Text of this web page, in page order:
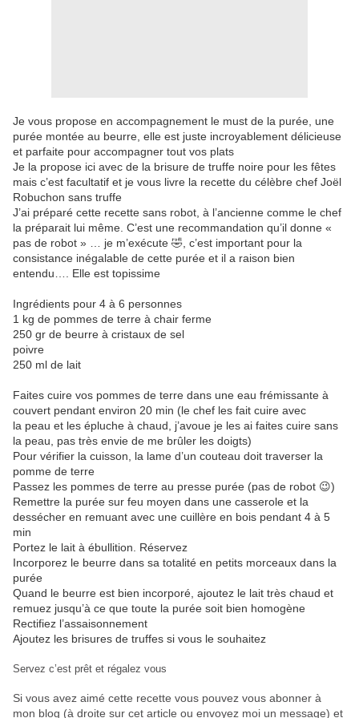
Je vous propose en accompagnement le must de la purée, une
purée montée au beurre, elle est juste incroyablement délicieuse
et parfaite pour accompagner tout vos plats
Je la propose ici avec de la brisure de truffe noire pour les fêtes
mais c’est facultatif et je vous livre la recette du célèbre chef Joël
Robuchon sans truffe
J’ai préparé cette recette sans robot, à l’ancienne comme le chef
la préparait lui même. C’est une recommandation qu’il donne «
pas de robot » … je m’exécute 🤣, c’est important pour la
consistance inégalable de cette purée et il a raison bien
entendu…. Elle est topissime
Ingrédients pour 4 à 6 personnes
1 kg de pommes de terre à chair ferme
250 gr de beurre à cristaux de sel
poivre
250 ml de lait
Faites cuire vos pommes de terre dans une eau frémissante à
couvert pendant environ 20 min (le chef les fait cuire avec
la peau et les épluche à chaud, j’avoue je les ai faites cuire sans
la peau, pas très envie de me brûler les doigts)
Pour vérifier la cuisson, la lame d’un couteau doit traverser la
pomme de terre
Passez les pommes de terre au presse purée (pas de robot 😉)
Remettre la purée sur feu moyen dans une casserole et la
dessécher en remuant avec une cuillère en bois pendant 4 à 5
min
Portez le lait à ébullition. Réservez
Incorporez le beurre dans sa totalité en petits morceaux dans la
purée
Quand le beurre est bien incorporé, ajoutez le lait très chaud et
remuez jusqu’à ce que toute la purée soit bien homogène
Rectifiez l’assaisonnement
Ajoutez les brisures de truffes si vous le souhaitez
Servez c’est prêt et régalez vous
Si vous avez aimé cette recette vous pouvez vous abonner à
mon blog (à droite sur cet article ou envoyez moi un message) et